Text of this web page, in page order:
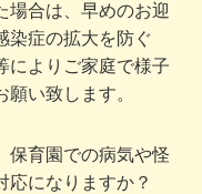
場合は、早めのお迎
染症の拡大を防ぐ
によりご家庭で様子
い致します。
保育園での病気や怪
応になりますか？